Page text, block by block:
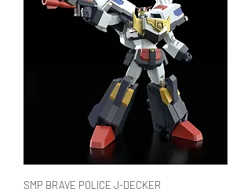
SMP BRAVE POLICE J-DECKER